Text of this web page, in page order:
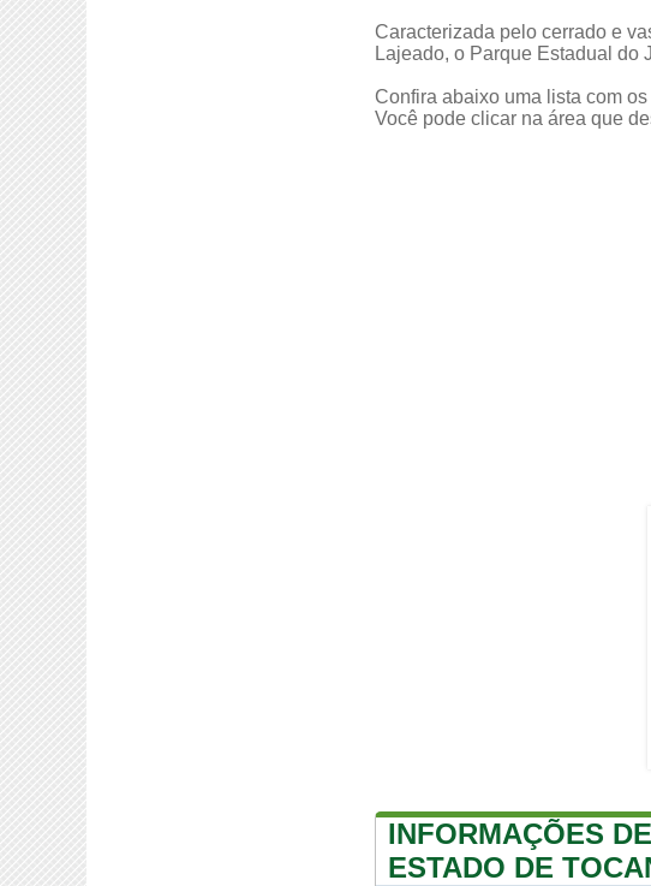
Caracterizada pelo cerrado e
Lajeado, o Parque Estadual do
Confira abaixo uma lista com
Você pode clicar na área que
INFORMAÇÕES
ESTADO DE